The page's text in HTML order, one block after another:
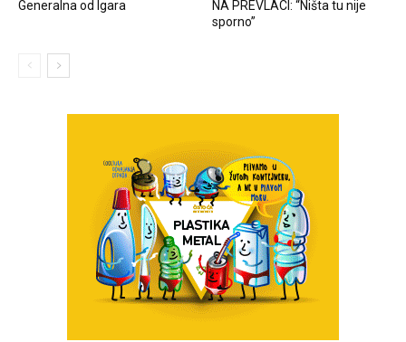
Generalna od Igara
NA PREVLACI: “Ništa tu nije
sporno”